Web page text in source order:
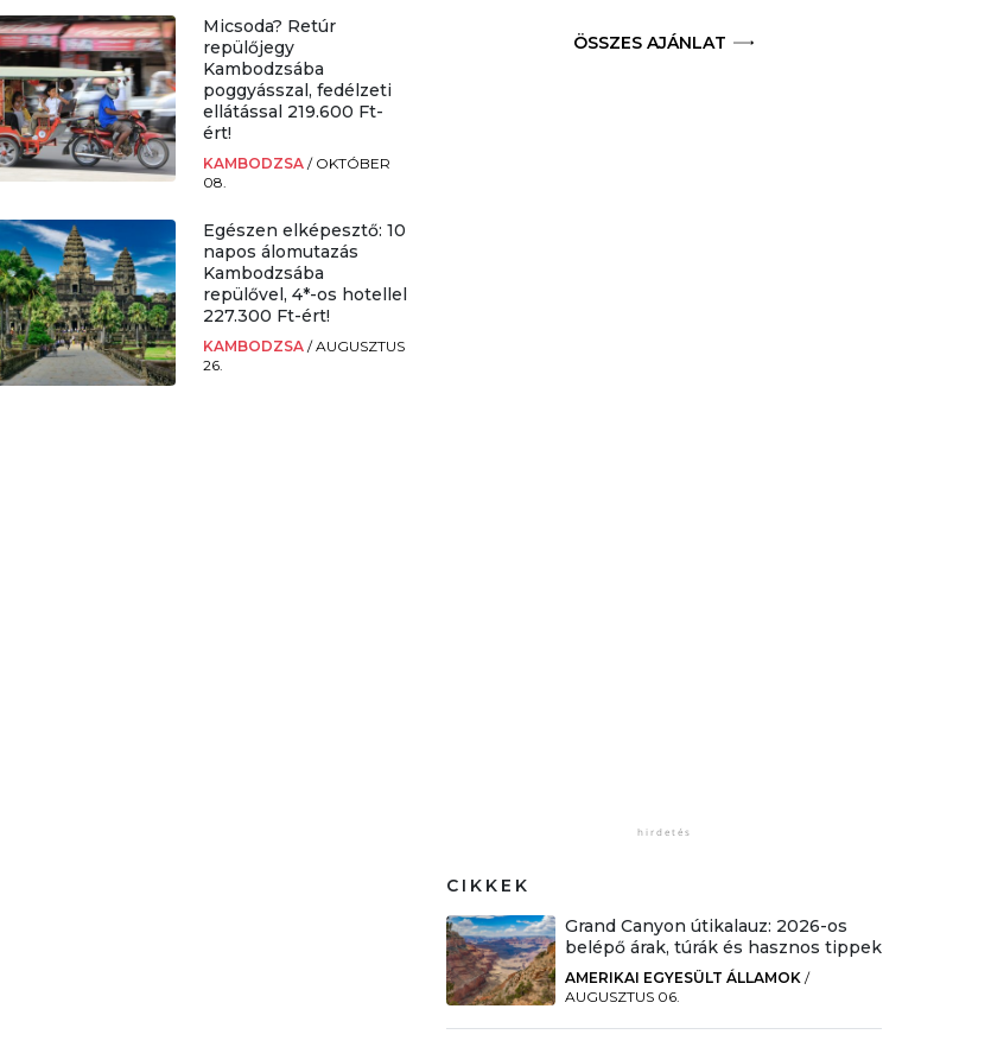
Micsoda? Retúr
repülőjegy
Kambodzsába
poggyásszal, fedélzeti
ellátással 219.600 Ft-
ért!
KAMBODZSA / OKTÓBER
08.
Egészen elképesztő: 10
napos álomutazás
Kambodzsába
repülővel, 4*-os hotellel
227.300 Ft-ért!
KAMBODZSA /AUGUSZTUS
26.
ÖSSZES AJÁNLAT
CIKKEK
Grand Canyon útikalauz: 2026-os
belépő árak, túrák és hasznos tippek
AMERIKAI EGYESÜLT ÁLLAMOK /
AUGUSZTUS 06.